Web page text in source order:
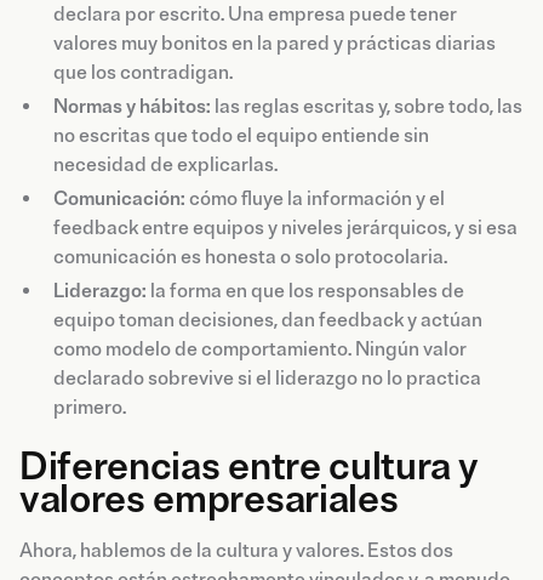
declara por escrito. Una empresa puede tener
valores muy bonitos en la pared y prácticas diarias
que los contradigan.
Normas y hábitos: las reglas escritas y, sobre todo, las
no escritas que todo el equipo entiende sin
necesidad de explicarlas.
Comunicación: cómo fluye la información y el
feedback entre equipos y niveles jerárquicos, y si esa
comunicación es honesta o solo protocolaria.
Liderazgo: la forma en que los responsables de
equipo toman decisiones, dan feedback y actúan
como modelo de comportamiento. Ningún valor
declarado sobrevive si el liderazgo no lo practica
primero.
Diferencias entre cultura y
valores empresariales
Ahora, hablemos de la cultura y valores. Estos dos